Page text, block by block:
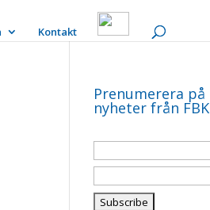
Kontakt
Prenumerera på
nyheter från FBK